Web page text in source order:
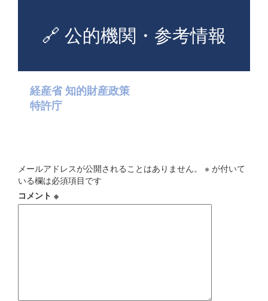
🔗 公的機関・参考情報
経産省 知的財産政策
特許庁
メールアドレスが公開されることはありません。 ※ が付いて
いる欄は必須項目です
コメント ※